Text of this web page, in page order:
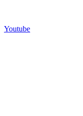
Youtube